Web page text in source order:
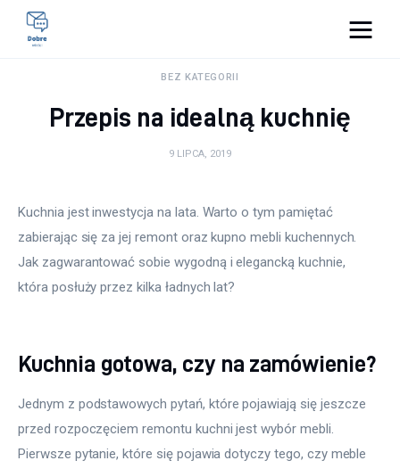
Lifestyle
Zdrowie
Uroda
Więcej
BEZ KATEGORII
Przepis na idealną kuchnię
9 LIPCA, 2019
Kuchnia jest inwestycja na lata. Warto o tym pamiętać
zabierając się za jej remont oraz kupno mebli kuchennych.
Jak zagwarantować sobie wygodną i elegancką kuchnie,
która posłuży przez kilka ładnych lat?
Kuchnia gotowa, czy na zamówienie?
Jednym z podstawowych pytań, które pojawiają się jeszcze
przed rozpoczęciem remontu kuchni jest wybór mebli.
Pierwsze pytanie, które się pojawia dotyczy tego, czy meble